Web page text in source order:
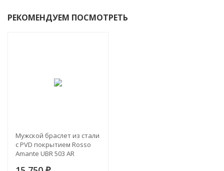
РЕКОМЕНДУЕМ ПОСМОТРЕТЬ
Мужской браслет из стали
с PVD покрытием Rosso
Amante UBR 503 AR